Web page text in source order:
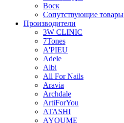
Воск
Сопутствующие товары
Производители
3W CLINIC
7Tones
A'PIEU
Adele
Albi
All For Nails
Aravia
Archdale
ArtiForYou
ATASHI
AYOUME